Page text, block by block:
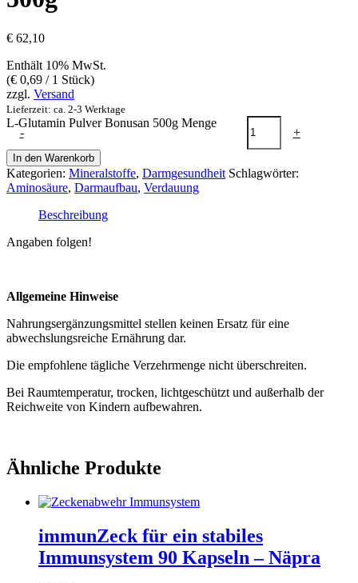
€ 62,10
Enthält 10% MwSt.
(€ 0,69 / 1 Stück)
zzgl. Versand
Lieferzeit: ca. 2-3 Werktage
-
L-Glutamin Pulver Bonusan 500g Menge
+
In den Warenkorb
Kategorien: Mineralstoffe, Darmgesundheit Schlagwörter:
Aminosäure, Darmaufbau, Verdauung
Beschreibung
Angaben folgen!
Allgemeine Hinweise
Nahrungsergänzungsmittel stellen keinen Ersatz für eine
abwechslungsreiche Ernährung dar.
Die empfohlene tägliche Verzehrmenge nicht überschreiten.
Bei Raumtemperatur, trocken, lichtgeschützt und außerhalb der
Reichweite von Kindern aufbewahren.
Ähnliche Produkte
immunZeck für ein stabiles
Immunsystem 90 Kapseln – Näpra